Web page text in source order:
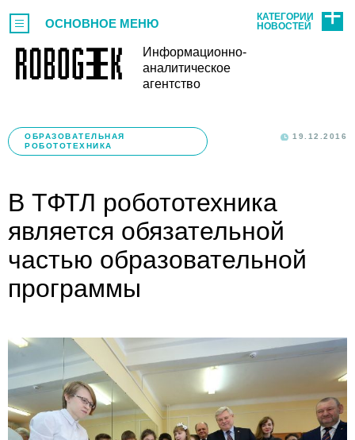
Информационно-
аналитическое
агентство
ОСНОВНОЕ МЕНЮ
КАТЕГОРИИ
НОВОСТЕЙ
ОБРАЗОВАТЕЛЬНАЯ
РОБОТОТЕХНИКА
19.12.2016
В ТФТЛ робототехника
является обязательной
частью образовательной
программы